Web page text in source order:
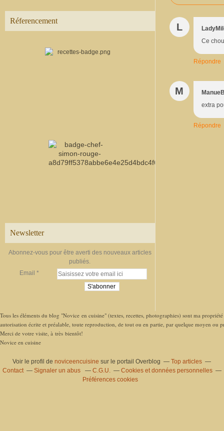
Réferencement
Newsletter
Abonnez-vous pour être averti des nouveaux articles
publiés.
Email
L
Ce
Répondre
M
extra
Répondre
Tous les éléments du blog "Novice en cuisine" (textes, recettes, photographies) sont ma
autorisation écrite et préalable, toute reproduction, de tout ou en partie, par quelque moyen ou
Merci de votre visite, à très bientôt!
Novice en cuisine
Voir le profil denoviceencuisine sur le portail Overblog
Top articles
Contact
Signaler un abus C.G.U.
Cookies et données personnelles
Préférences cookies